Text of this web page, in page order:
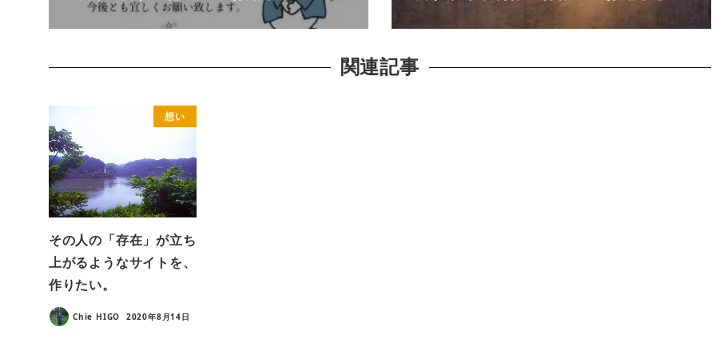
関連記事
想い
その人の「存在」が立ち
上がるようなサイトを、
作りたい。
Chie HIGO 2020年8月14日